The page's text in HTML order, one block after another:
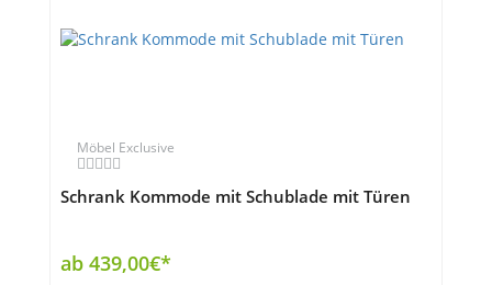
Möbel Exclusive
Schrank Kommode mit Schublade mit Türen
ab 439,00€*